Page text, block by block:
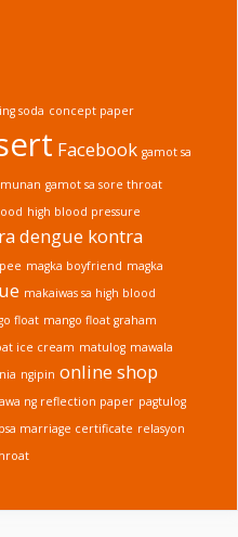
soda concept paper
Facebook gamot sa
gamot sa sore throat
high blood pressure
dengue kontra
magka boyfriend magka
makaiwas sa high blood
float mango float graham
ice cream matulog mawala
ngipin online shop
ng reflection paper pagtulog
psa marriage certificate relasyon